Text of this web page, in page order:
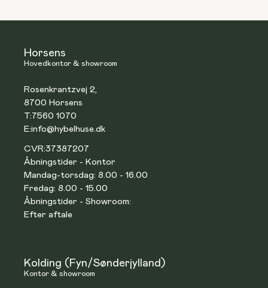
Horsens
Hovedkontor & showroom
Rosenkrantzvej 2,
8700 Horsens
T:7560 1070
E:info@hybelhuse.dk
CVR:37387207
Åbningstider - Kontor
Mandag-torsdag: 8.00 - 16.00
Fredag: 8.00 - 15.00
Åbningstider - Showroom:
Efter aftale
Kolding (Fyn/Sønderjylland)
Kontor & showroom